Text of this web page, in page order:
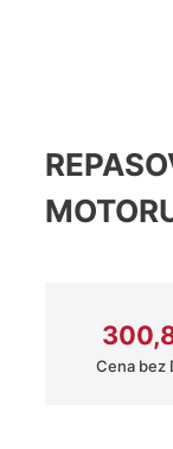
Cena bez